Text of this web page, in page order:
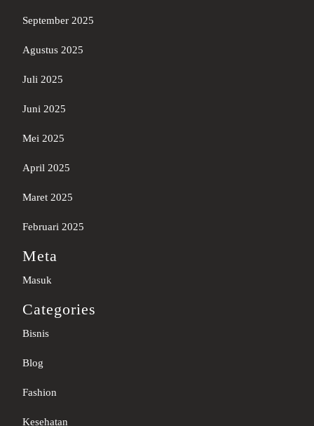
September 2025
Agustus 2025
Juli 2025
Juni 2025
Mei 2025
April 2025
Maret 2025
Februari 2025
Meta
Masuk
Categories
Bisnis
Blog
Fashion
Kesehatan